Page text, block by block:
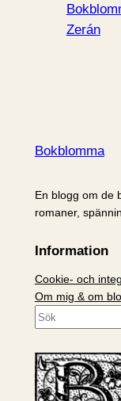
Zerán
Bokblomma
En blogg om de
romaner,
Information
Cookie- och
Om mig & om
S
k